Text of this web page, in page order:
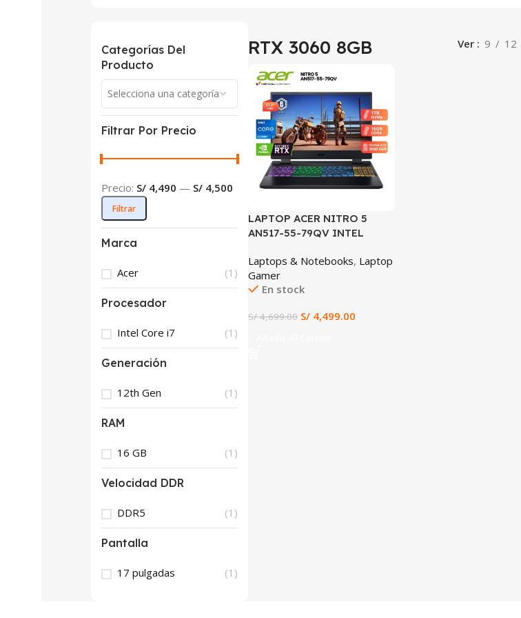
Categorías Del
Producto
Selecciona una categoría
Filtrar Por Precio
Filtrar
Precio: S/ 4,490 — S/ 4,500
Marca
Acer (1)
Procesador
Intel Core i7 (1)
Generación
12th Gen (1)
RAM
16 GB (1)
Velocidad DDR
DDR5 (1)
Pantalla
17 pulgadas (1)
RTX 3060 8GB Ver 9 12
SALE
LAPTOP ACER NITRO 5
AN517-55-79QV INTEL
DDR4 1TB SSD RTX 3060
6GB 17.3″ FHD 144HZ
(AN517-55-79QV)
Laptops & Notebooks, Laptop
Gamer
En stock
S/4,699.00 S/ 4,499.00